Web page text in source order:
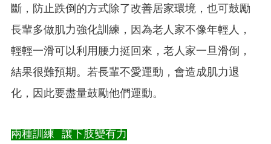
斷，防止跌倒的方式除了改善居家環境，也可鼓勵
長輩多做肌力強化訓練，因為老人家不像年輕人，
輕輕一滑可以利用腰力挺回來，老人家一旦滑倒，
結果很難預期。若長輩不愛運動，會造成肌力退
化，因此要盡量鼓勵他們運動。
兩種訓練 讓下肢變有力